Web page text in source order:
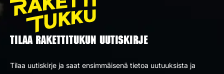
TILAA RAKETTITUKUN UUTISKIRJE
Tilaa uutiskirje ja saat ensimmäisenä tietoa uutuuksista ja